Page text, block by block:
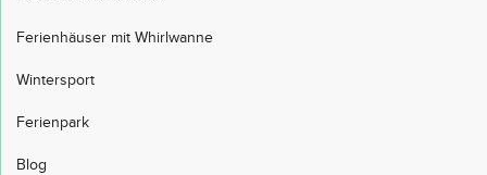
Ferienhäuser mit Whirlwanne
Wintersport
Ferienpark
Blog